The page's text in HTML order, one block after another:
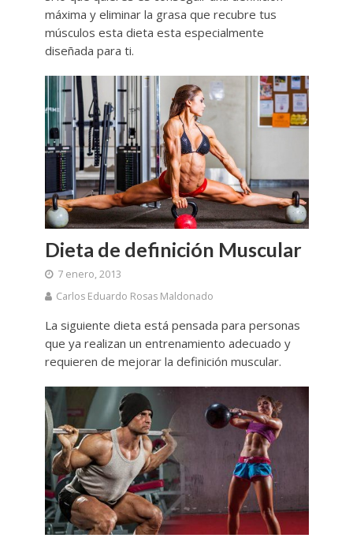
máxima y eliminar la grasa que recubre tus
músculos esta dieta esta especialmente
diseñada para ti.
Dieta de definición Muscular
7 enero, 2013
Carlos Eduardo Rosas Maldonado
La siguiente dieta está pensada para personas
que ya realizan un entrenamiento adecuado y
requieren de mejorar la definición muscular.